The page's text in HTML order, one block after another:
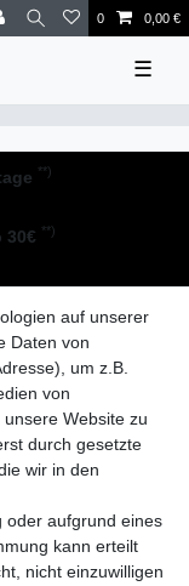
0 0,00 €
☰
**)
30€ **)
auf unserer
Daten von
um z.B.
von
Website zu
durch gesetzte
wir in den
oder aufgrund eines
kann erteilt
nicht einzuwilligen